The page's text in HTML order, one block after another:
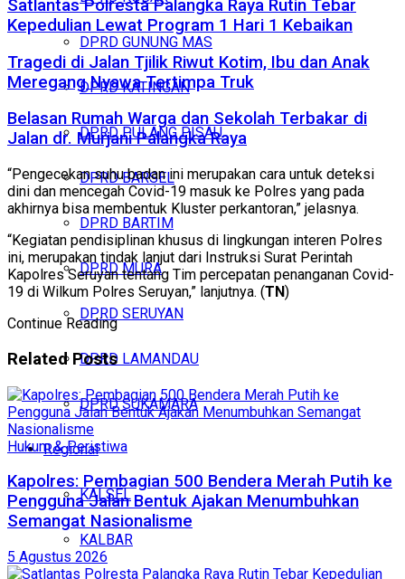
DPRD GUNUNG MAS
DPRD KATINGAN
DPRD PULANG PISAU
DPRD BARSEL
DPRD BARTIM
DPRD MURA
DPRD SERUYAN
DPRD LAMANDAU
DPRD SUKAMARA
Regional
KALSEL
KALBAR
Satlantas Polresta Palangka Raya Rutin Tebar
Kepedulian Lewat Program 1 Hari 1 Kebaikan
Tragedi di Jalan Tjilik Riwut Kotim, Ibu dan Anak
Meregang Nyawa Tertimpa Truk
Belasan Rumah Warga dan Sekolah Terbakar di
Jalan dr. Murjani Palangka Raya
“Pengecekan suhu badan ini merupakan cara untuk deteksi
dini dan mencegah Covid-19 masuk ke Polres yang pada
akhirnya bisa membentuk Kluster perkantoran,” jelasnya.
“Kegiatan pendisiplinan khusus di lingkungan interen Polres
ini, merupakan tindak lanjut dari Instruksi Surat Perintah
Kapolres Seruyan tentang Tim percepatan penanganan Covid-
19 di Wilkum Polres Seruyan,” lanjutnya. (TN)
Continue Reading
RelatedPosts
Hukum & Peristiwa
Kapolres: Pembagian 500 Bendera Merah Putih ke
Pengguna Jalan Bentuk Ajakan Menumbuhkan
Semangat Nasionalisme
5 Agustus 2026